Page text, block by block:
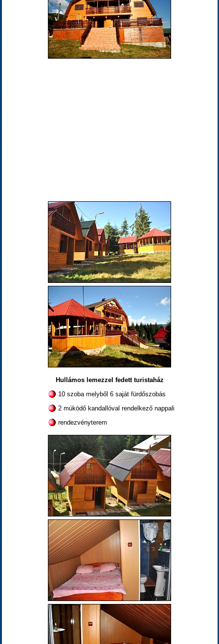
Hullámos lemezzel fedett turistaház
10 szoba melyből 6 saját fürdőszobás
2 múködő kandallóval rendelkező nappali
rendezvényterem